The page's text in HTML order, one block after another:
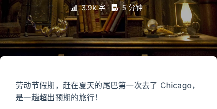
3.9k 字
5 分钟
劳动节假期，赶在夏天的尾巴第一次去了 Chicago，
是一趟超出预期的旅行！